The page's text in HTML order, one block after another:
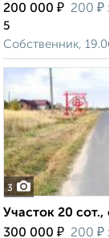
200 000 ₽ 200 ₽
5
Собственник,
3
Участок 20
300 000 ₽ 200 ₽